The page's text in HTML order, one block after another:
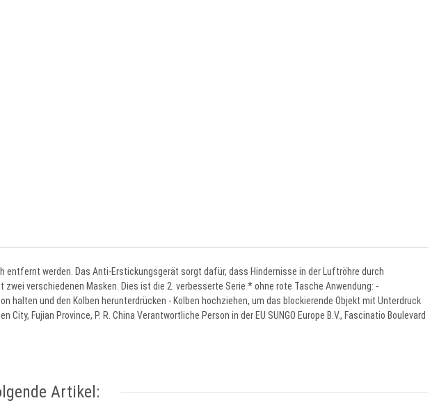
werden. Das Anti-Erstickungsgerät sorgt dafür, dass Hindernisse in der Luftröhre durch
verschiedenen Masken. Dies ist die 2. verbesserte Serie * ohne rote Tasche Anwendung: -
und den Kolben herunterdrücken - Kolben hochziehen, um das blockierende Objekt mit Unterdruck
Fujian Province, P. R. China Verantwortliche Person in der EU SUNGO Europe B.V., Fascinatio Boulevard
Artikel: